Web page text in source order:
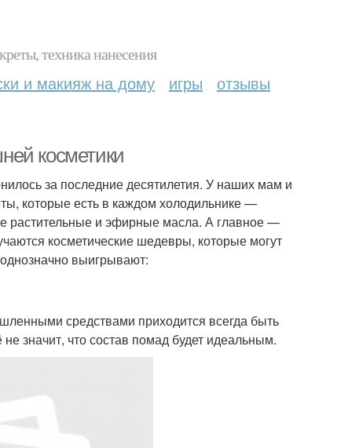
техника нанесения
и макияж на дому игры отзывы
косметики
за последние десятилетия. У наших мам и
которые есть в каждом холодильнике —
растительные и эфирные масла. А главное —
косметические шедевры, которые могут
выигрывают:
средствами приходится всегда быть
значит, что состав помад будет идеальным.